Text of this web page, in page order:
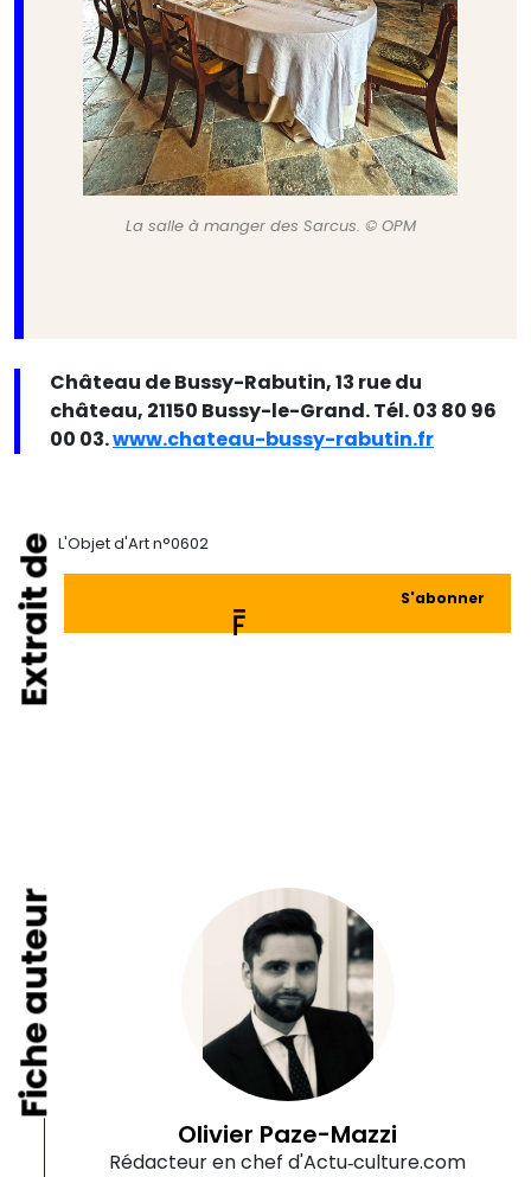
La salle à manger des Sarcus. © OPM
Château de Bussy-Rabutin, 13 rue du
château, 21150 Bussy-le-Grand. Tél. 03 80 96
00 03.www.chateau-bussy-rabutin.fr
Extrait de L'Objet d'Art n°0602
S'abonner
Fiche auteur
Olivier Paze-Mazzi
Rédacteur en chef d'Actu‑culture.com